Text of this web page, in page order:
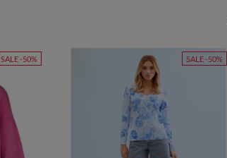
SALE -50% SALE -50%